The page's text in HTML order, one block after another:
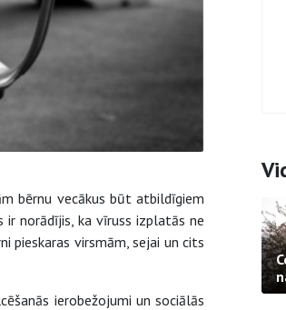
bērnu vecākus būt atbildīgiem
norādījis, ka vīruss izplatās ne
pieskaras virsmām, sejai un cits
ierobežojumi un sociālās